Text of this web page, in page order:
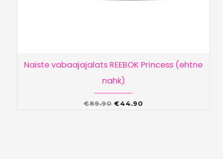
Naiste vabaajajalats REEBOK Princess (ehtne
nahk)
€89.90 Algne
€ 44.90